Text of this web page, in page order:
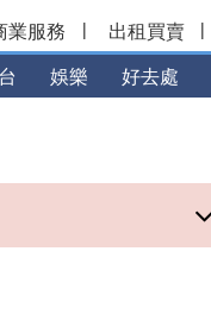
業服務 | 出租買賣 |
娛樂 好去處